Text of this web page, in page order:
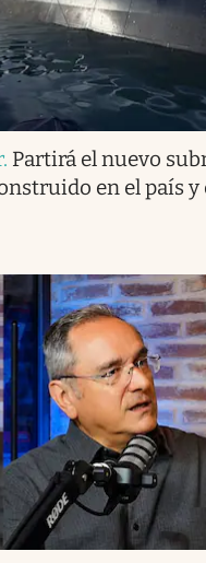
. Partirá el nuevo
en el país